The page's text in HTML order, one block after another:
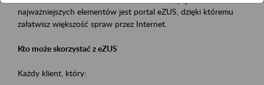
najważniejszych elementów jest portal eZUS, dzięki któremu
załatwisz większość spraw przez Internet.
Kto może skorzystać z eZUS
Każdy klient, który: